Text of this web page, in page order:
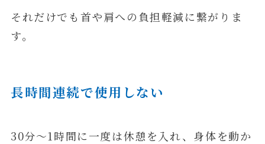
それだけでも首や肩への負担軽減に繋がりま
す。
長時間連続で使用しない
30分〜1時間に一度は休憩を入れ、身体を動か